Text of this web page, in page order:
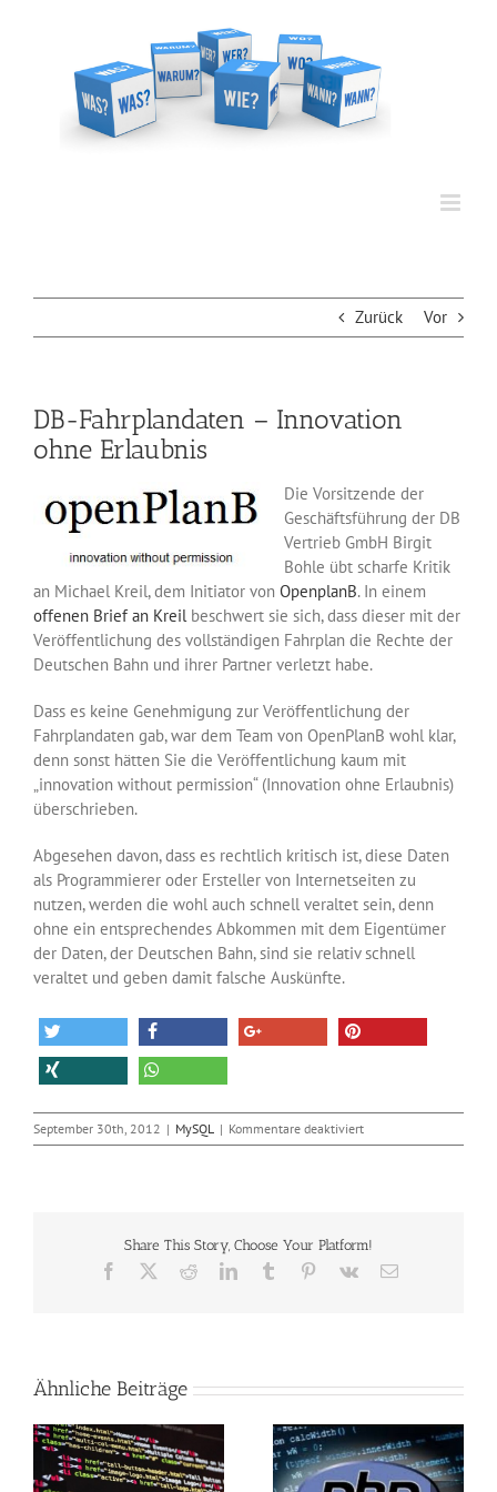
Zurück Vor
DB-Fahrplandaten – Innovation
ohne Erlaubnis
Die Vorsitzende der
Geschäftsführung der DB
Vertrieb GmbH Birgit
Bohle übt scharfe Kritik
an Michael Kreil, dem Initiator von OpenplanB. In einem
offenen Brief an Kreil beschwert sie sich, dass dieser mit der
Veröffentlichung des vollständigen Fahrplan die Rechte der
Deutschen Bahn und ihrer Partner verletzt habe.
Dass es keine Genehmigung zur Veröffentlichung der
Fahrplandaten gab, war dem Team von OpenPlanB wohl klar,
denn sonst hätten Sie die Veröffentlichung kaum mit
„innovation without permission“ (Innovation ohne Erlaubnis)
überschrieben.
Abgesehen davon, dass es rechtlich kritisch ist, diese Daten
als Programmierer oder Ersteller von Internetseiten zu
nutzen, werden die wohl auch schnell veraltet sein, denn
ohne ein entsprechendes Abkommen mit dem Eigentümer
der Daten, der Deutschen Bahn, sind sie relativ schnell
veraltet und geben damit falsche Auskünfte.
September 30th, 2012 | MySQL | Kommentare deaktiviertfür
DB-
Erlaubnis
Share This Story, Choose Your Platform!
Facebook RedditLinkedInTumblr Pinterest
Vk
E-
Ähnliche Beiträge